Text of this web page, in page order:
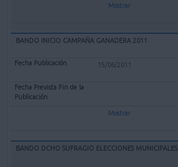
Mostrar
BANDO INICIO CAMPAÑA GANADERA 2011
15/06/2011
Mostrar
BANDO DCHO SUFRAGIO ELECCIONES MUNICIPALES